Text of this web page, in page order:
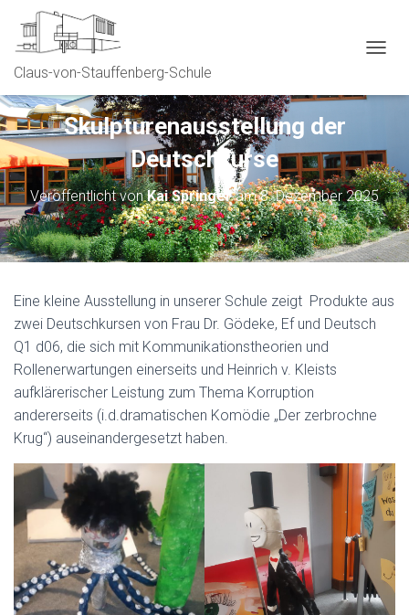
Claus-von-Stauffenberg-Schule
Skulpturenausstellung der
Deutschkurse
Veröffentlicht vonKai Springeram8. Dezember 2025
Eine kleine Ausstellung in unserer Schule zeigt Produkte aus
zwei Deutschkursen von Frau Dr. Gödeke, Ef und Deutsch
Q1 d06, die sich mit Kommunikationstheorien und
Rollenerwartungen einerseits und Heinrich v. Kleists
aufklärerischer Leistung zum Thema Korruption
andererseits (i.d.dramatischen Komödie „Der zerbrochne
Krug“) auseinandergesetzt haben.